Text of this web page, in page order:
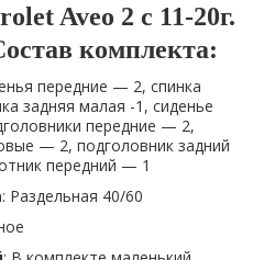
Aveo 2 с 11-20г.
комплекта:
передние — 2, спинка
задняя малая -1, сиденье
передние — 2,
— 2, подголовник задний
передний — 1
: Раздельная 40/60